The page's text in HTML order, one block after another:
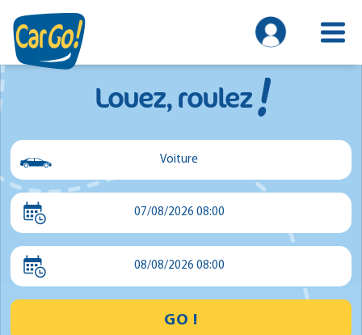
Louez, roulez!
Voiture
Voiture
07/08/2026 08:00
08/08/2026 08:00
GO !